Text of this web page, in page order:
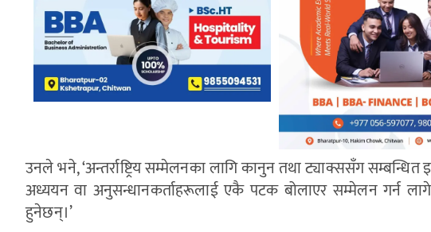
उनले भने, ‘अन्तर्राष्ट्रिय सम्मेलनका लागि कानुन तथा ट्याक्ससँग सम्बन्धित
अध्ययन वा अनुसन्धानकर्ताहरूलाई एकै पटक बोलाएर सम्मेलन गर्न लागे
हुनेछन्।’